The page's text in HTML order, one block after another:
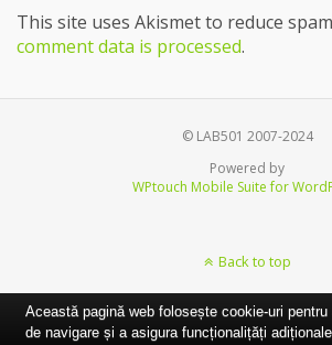
This site uses Akismet to reduce
comment data is processed.
© LAB501 2007-2024
Powered by
WPtouch Mobile Suite for
Back to top
Această pagină web folosește cookie-uri
de navigare și a asigura funcționalițăți